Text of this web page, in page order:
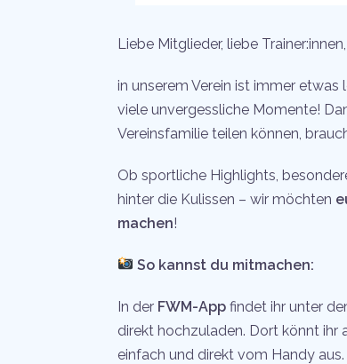
Liebe Mitglieder, liebe
in unserem Verein ist immer
viele unvergessliche Momente!
Vereinsfamilie teilen können,
Ob sportliche Highlights,
hinter die Kulissen – wir möchten
machen!
So kannst du mitmachen:
In der FWM-App findet ihr unter
direkt hochzuladen. Dort könnt ihr
einfach und direkt vom Handy aus.